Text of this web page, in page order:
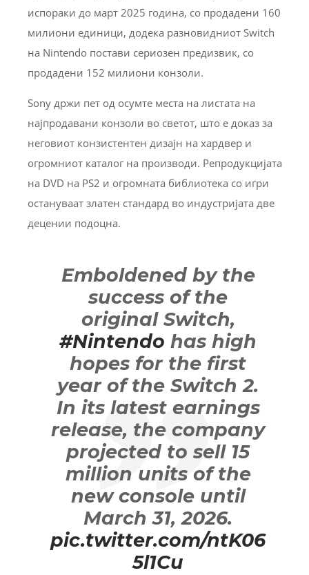
испораки до март 2025 година, со продадени 160
милиони единици, додека разновидниот Switch
на Nintendo постави сериозен предизвик, со
продадени 152 милиони конзоли.
Sony држи пет од осумте места на листата на
најпродавани конзоли во светот, што е доказ за
неговиот конзистентен дизајн на хардвер и
огромниот каталог на производи. Репродукцијата
на DVD на PS2 и огромната библиотека со игри
остануваат златен стандард во индустријата две
децении подоцна.
Emboldened by the
success of the
original Switch,
#Nintendo has high
hopes for the first
year of the Switch 2.
In its latest earnings
release, the company
projected to sell 15
million units of the
new console until
March 31, 2026.
pic.twitter.com/ntK06
5l1Cu